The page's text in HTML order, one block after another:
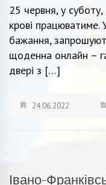
25 червня, у
крові працюватиме.
бажання,
щоденна онлайн –
двері з […]
24.06.2022
Івано-